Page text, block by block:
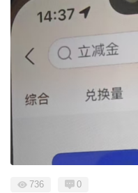
736 0